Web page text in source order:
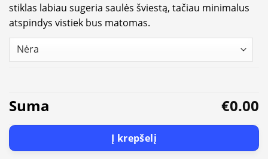
stiklas labiau sugeria saulės šviestą, tačiau minimalus
atspindys vistiek bus matomas.
Suma €0.00
Į krepšelį